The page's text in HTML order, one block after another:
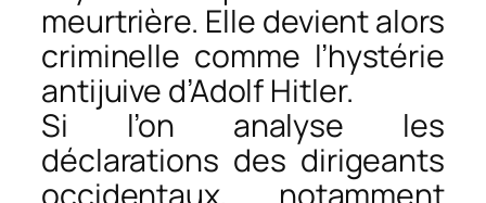
meurtrière. Elle devient alors
criminelle comme l’hystérie
antijuive d’Adolf Hitler.
Si l’on analyse les
déclarations des dirigeants